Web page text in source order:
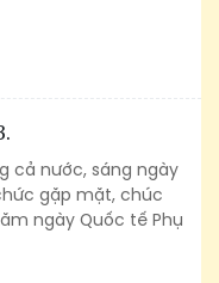
cả nước, sáng ngày
gặp mặt, chúc
ngày Quốc tế Phụ